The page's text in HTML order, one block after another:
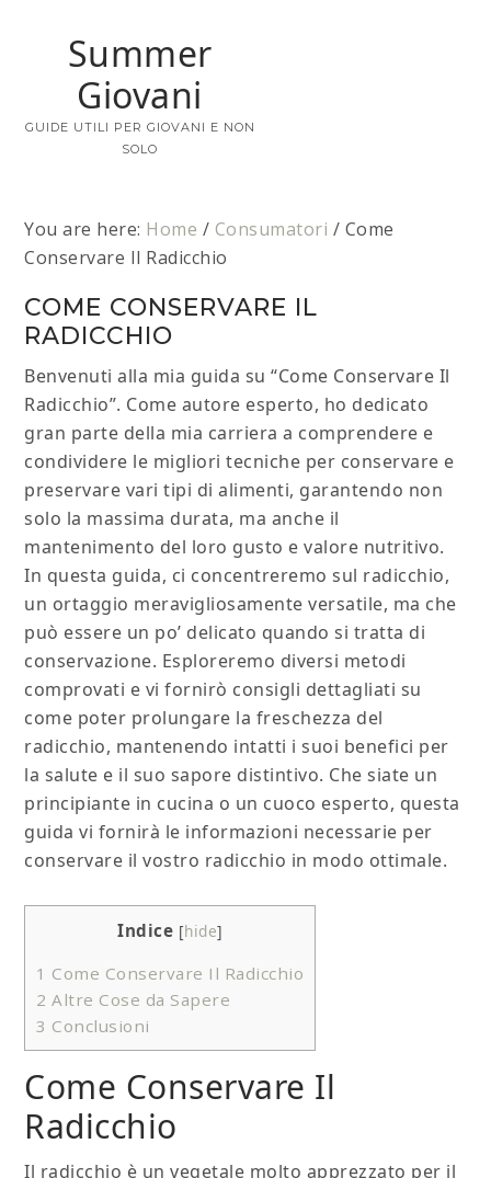
Summer
Giovani
GUIDE UTILI PER GIOVANI E NON
SOLO
You are here: Home / Consumatori / Come
Conservare Il Radicchio
COME CONSERVARE IL
RADICCHIO
Benvenuti alla mia guida su “Come Conservare Il
Radicchio”. Come autore esperto, ho dedicato
gran parte della mia carriera a comprendere e
condividere le migliori tecniche per conservare e
preservare vari tipi di alimenti, garantendo non
solo la massima durata, ma anche il
mantenimento del loro gusto e valore nutritivo.
In questa guida, ci concentreremo sul radicchio,
un ortaggio meravigliosamente versatile, ma che
può essere un po’ delicato quando si tratta di
conservazione. Esploreremo diversi metodi
comprovati e vi fornirò consigli dettagliati su
come poter prolungare la freschezza del
radicchio, mantenendo intatti i suoi benefici per
la salute e il suo sapore distintivo. Che siate un
principiante in cucina o un cuoco esperto, questa
guida vi fornirà le informazioni necessarie per
conservare il vostro radicchio in modo ottimale.
Indice [hide]
1 Come Conservare Il Radicchio
2 Altre Cose da Sapere
3 Conclusioni
Come Conservare Il
Radicchio
Il radicchio è un vegetale molto apprezzato per il